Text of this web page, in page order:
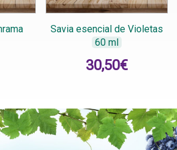
Savia esencial de Violetas
60 ml
30,50€